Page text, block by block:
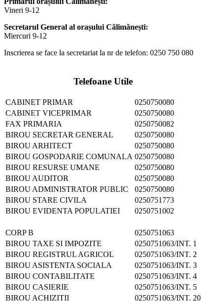
Vineri 9-12
Secretarul General al orașului Călimănești:
Miercuri 9-12
Inscrierea se face la secretariat la nr de telefon: 0250 750 080
Telefoane Utile
CABINET PRIMAR
0250750080
CABINET VICEPRIMAR
0250750080
FAX PRIMARIA
0250750082
BIROU SECRETAR GENERAL
0250750080
BIROU ARHITECT
0250750080
BIROU GOSPODARIE COMUNALA 0250750080
BIROU RESURSE UMANE
0250750080
BIROU AUDITOR
0250750080
BIROU ADMINISTRATOR PUBLIC
0250750080
BIROU STARE CIVILA
0250751773
BIROU EVIDENTA POPULATIEI
0250751002
CORP B
0250751063
BIROU TAXE SI IMPOZITE
0250751063/INT. 1
BIROU REGISTRUL AGRICOL
0250751063/INT. 2
BIROU ASISTENTA SOCIALA
0250751063/INT. 3
BIROU CONTABILITATE
0250751063/INT. 4
BIROU CASIERIE
0250751063/INT. 5
BIROU ACHIZITII
0250751063/INT. 20